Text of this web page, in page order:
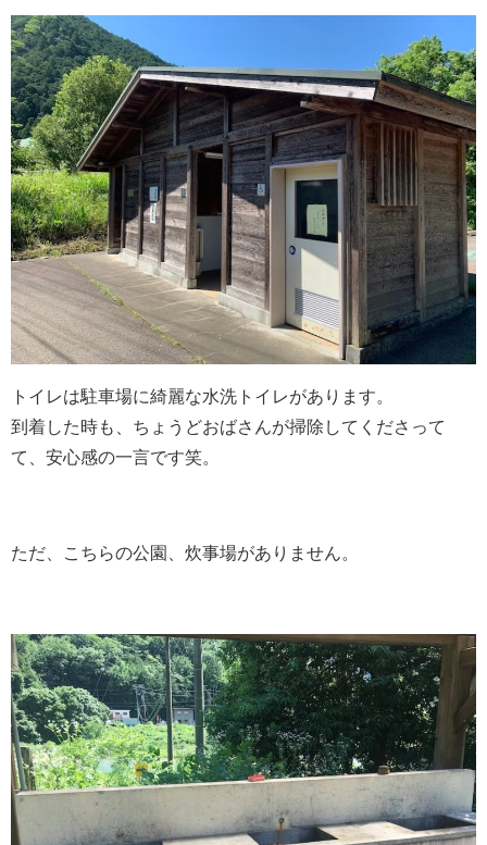
トイレは駐車場に綺麗な水洗トイレがあります。
到着した時も、ちょうどおばさんが掃除してくださって
て、安心感の一言です笑。
ただ、こちらの公園、炊事場がありません。